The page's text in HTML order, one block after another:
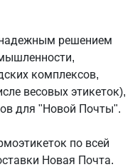
решением
комплексов,
весовых этикеток),
для "Новой Почты".
по всей
Новая Почта.